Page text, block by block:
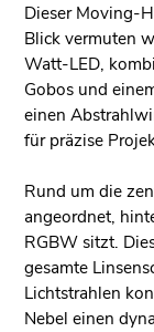
Dieser Moving-
Blick vermuten
Watt-LED,
Gobos und
einen
für präzise
Rund um die
angeordnet,
RGBW sitzt.
gesamte
Lichtstrahlen
Nebel einen